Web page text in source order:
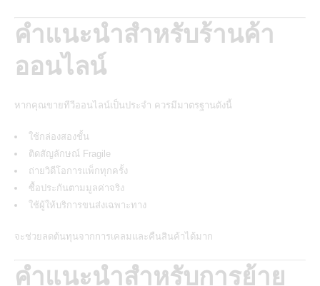
คำแนะนำสำหรับร้านค้า
ออนไลน์
หากคุณขายทีวีออนไลน์เป็นประจำ ควรมีมาตรฐานดังนี้
ใช้กล่องสองชั้น
ติดสัญลักษณ์ Fragile
ถ่ายวิดีโอการแพ็กทุกครั้ง
ซื้อประกันตามมูลค่าจริง
ใช้ผู้ให้บริการขนส่งเฉพาะทาง
จะช่วยลดต้นทุนจากการเคลมและคืนสินค้าได้มาก
คำแนะนำสำหรับการย้าย